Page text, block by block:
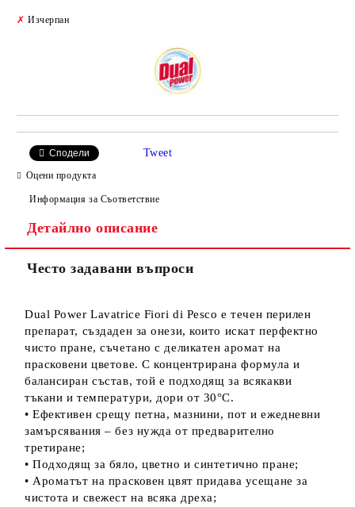
✗ Изчерпан
Сподели Tweet
Оцени продукта
Информация за Съответствие
Детайлно описание
Често задавани въпроси
Dual Power Lavatrice Fiori di Pesco е течен перилен
препарат, създаден за онези, които искат перфектно
чисто пране, съчетано с деликатен аромат на
прасковени цветове. С концентрирана формула и
балансиран състав, той е подходящ за всякакви
тъкани и температури, дори от 30°C.
• Ефективен срещу петна, мазнини, пот и ежедневни
замърсявания – без нужда от предварително
третиране;
• Подходящ за бяло, цветно и синтетично пране;
• Ароматът на прасковен цвят придава усещане за
чистота и свежест на всяка дреха;